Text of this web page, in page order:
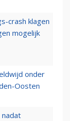
crash klagen
mogelijk
onder
Oosten
nadat